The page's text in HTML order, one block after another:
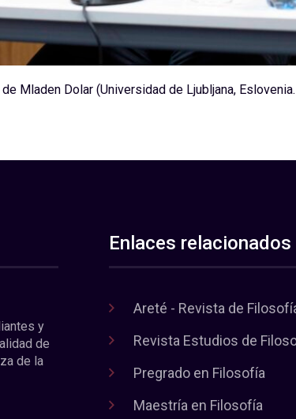
Mladen Dolar (Universidad de Ljubljana, Eslovenia.
y
de
de la
Enlaces relacionados
Areté - Revista de
Revista Estudios de
Pregrado en Filosofía
Maestría en Filosofía